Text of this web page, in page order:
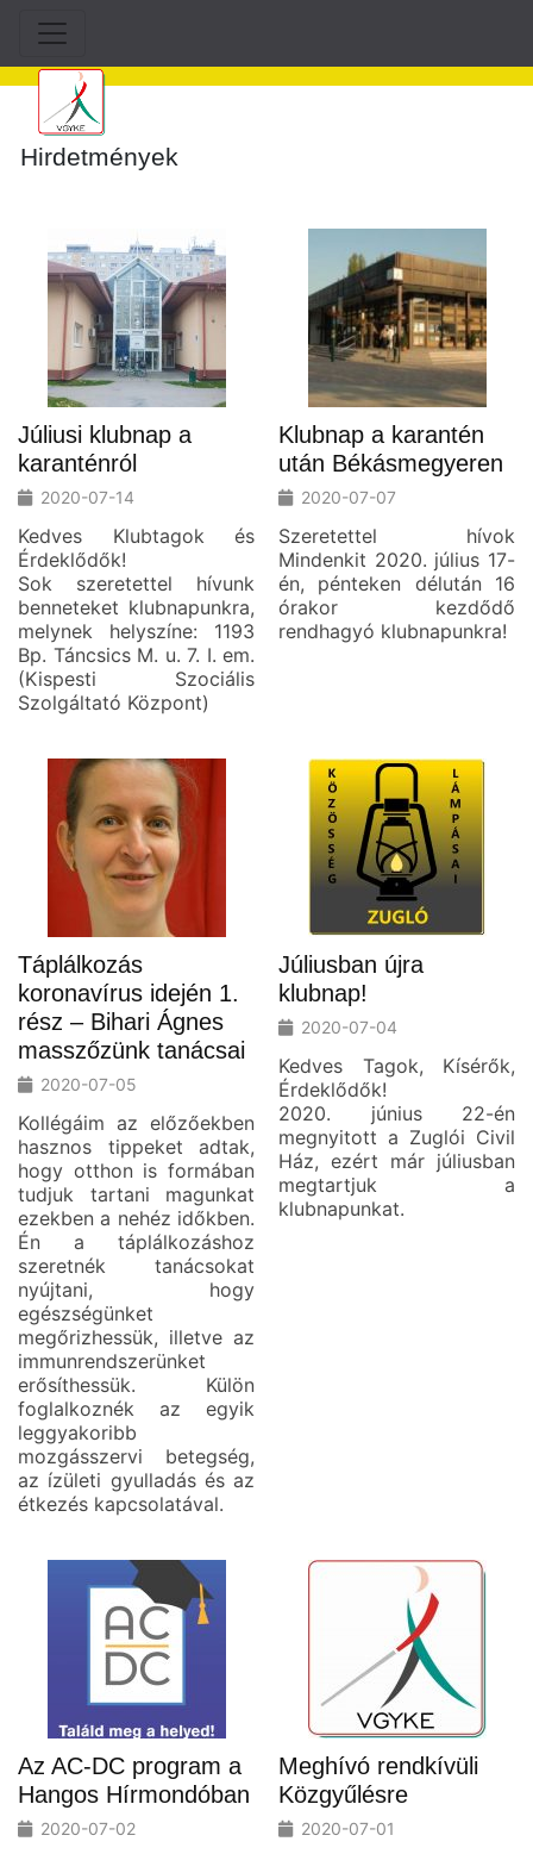
Hirdetmények
Júliusi klubnap a
karanténról
2020-07-14
Kedves Klubtagok és
Érdeklődők!
Sok szeretettel hívunk
benneteket klubnapunkra,
melynek helyszíne: 1193
Bp. Táncsics M. u. 7. I. em.
(Kispesti Szociális
Szolgáltató Központ)
Klubnap a karantén
után Békásmegyeren
2020-07-07
Szeretettel hívok
Mindenkit 2020. július 17-
én, pénteken délután 16
órakor kezdődő
rendhagyó klubnapunkra!
Táplálkozás
koronavírus idején 1.
rész – Bihari Ágnes
masszőzünk tanácsai
2020-07-05
Kollégáim az előzőekben
hasznos tippeket adtak,
hogy otthon is formában
tudjuk tartani magunkat
ezekben a nehéz időkben.
Én a táplálkozáshoz
szeretnék tanácsokat
nyújtani, hogy
egészségünket
megőrizhessük, illetve az
immunrendszerünket
erősíthessük. Külön
foglalkoznék az egyik
leggyakoribb
mozgásszervi betegség,
az ízületi gyulladás és az
étkezés kapcsolatával.
Júliusban újra
klubnap!
2020-07-04
Kedves Tagok, Kísérők,
Érdeklődők!
2020. június 22-én
megnyitott a Zuglói Civil
Ház, ezért már júliusban
megtartjuk a
klubnapunkat.
Az AC-DC program a
Hangos Hírmondóban
2020-07-02
Meghívó rendkívüli
Közgyűlésre
2020-07-01